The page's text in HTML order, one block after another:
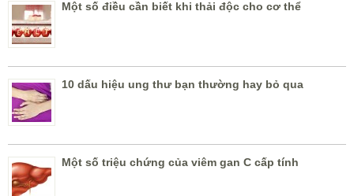
Một số điều cần biết khi thải độc cho cơ thể
10 dấu hiệu ung thư bạn thường hay bỏ qua
Một số triệu chứng của viêm gan C cấp tính